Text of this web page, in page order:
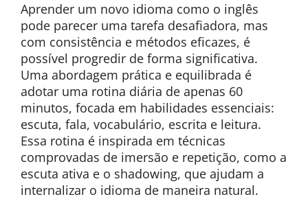
Aprender um novo idioma como o inglês
pode parecer uma tarefa desafiadora, mas
com consistência e métodos eficazes, é
possível progredir de forma significativa.
Uma abordagem prática e equilibrada é
adotar uma rotina diária de apenas 60
minutos, focada em habilidades essenciais:
escuta, fala, vocabulário, escrita e leitura.
Essa rotina é inspirada em técnicas
comprovadas de imersão e repetição, como a
escuta ativa e o shadowing, que ajudam a
internalizar o idioma de maneira natural.